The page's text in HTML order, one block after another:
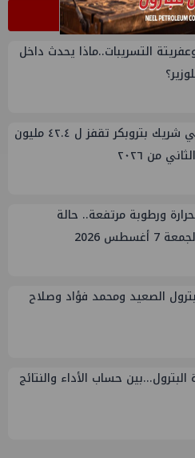
التسريبات..ماذا يحدث داخل
أرباح فالكو إنرجي شريك بتروبكر تقفز ل ٤٢.٤ مليون
من ٢٠٢٦
ورطوبة مرتفعة.. حالة
2026
الصعيد ومحمد فؤاد وصلاح
البترول...بين حساب الأداء والنتائج